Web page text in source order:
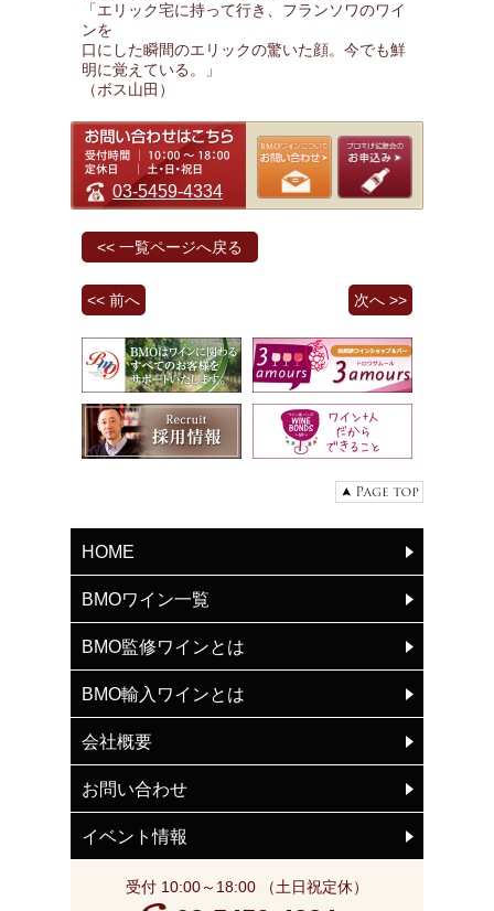
「エリック宅に持って行き、フランソワのワイ
ンを
口にした瞬間のエリックの驚いた顔。今でも鮮
明に覚えている。」
（ボス山田）
03-5459-4334
<< 一覧ページへ戻る
<< 前へ 次へ >>
HOME
BMOワイン一覧
BMO監修ワインとは
BMO輸入ワインとは
会社概要
お問い合わせ
イベント情報
受付 10:00～18:00 （土日祝定休）